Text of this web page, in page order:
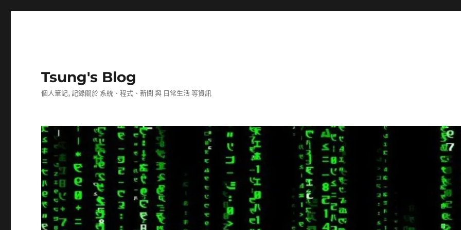
Tsung's Blog
個人筆記, 記錄關於 系統、程式、新聞 與 日常生活 等資訊